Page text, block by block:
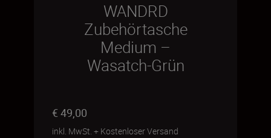
WANDRD
Zubehörtasche
Medium –
Wasatch-Grün
€ 49,00
inkl. MwSt. + Kostenloser Versand